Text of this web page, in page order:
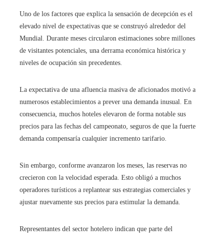
Uno de los factores que explica la sensación de decepción es el
elevado nivel de expectativas que se construyó alrededor del
Mundial. Durante meses circularon estimaciones sobre millones
de visitantes potenciales, una derrama económica histórica y
niveles de ocupación sin precedentes.
La expectativa de una afluencia masiva de aficionados motivó a
numerosos establecimientos a prever una demanda inusual. En
consecuencia, muchos hoteles elevaron de forma notable sus
precios para las fechas del campeonato, seguros de que la fuerte
demanda compensaría cualquier incremento tarifario.
Sin embargo, conforme avanzaron los meses, las reservas no
crecieron con la velocidad esperada. Esto obligó a muchos
operadores turísticos a replantear sus estrategias comerciales y
ajustar nuevamente sus precios para estimular la demanda.
Representantes del sector hotelero indican que parte del